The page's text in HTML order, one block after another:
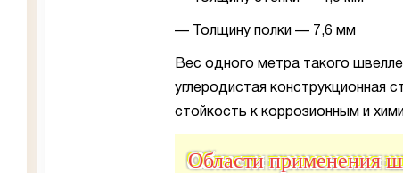
— Толщину полки — 7,6 мм
Вес одного метра такого
углеродистая конструкционная
стойкость к коррозионным и
Области применения